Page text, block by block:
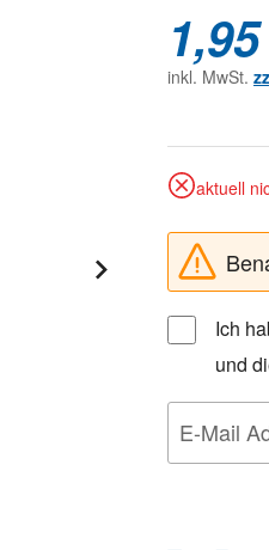
inkl. MwSt.
aktuell
Ich
und